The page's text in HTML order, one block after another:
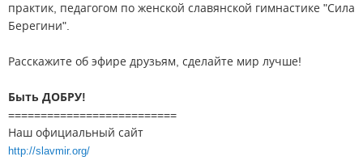
практик, педагогом по женской славянской гимнастике "Сила
Берегини".
Расскажите об эфире друзьям, сделайте мир лучше!
Быть ДОБРУ!
==========================
Наш официальный сайт
http://slavmir.org/